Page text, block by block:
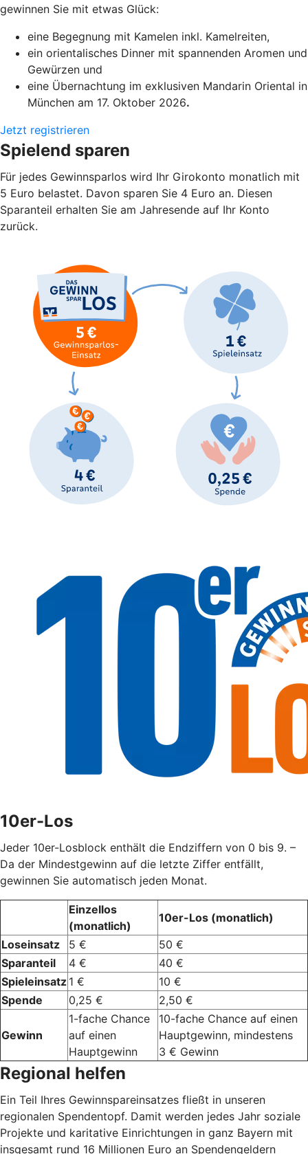
gewinnen Sie mit etwas Glück:
eine Begegnung mit Kamelen inkl. Kamelreiten,
ein orientalisches Dinner mit spannenden Aromen und
Gewürzen und
eine Übernachtung im exklusiven Mandarin Oriental in
München am 17. Oktober 2026.
Jetzt registrieren
Spielend sparen
Für jedes Gewinnsparlos wird Ihr Girokonto monatlich mit
5 Euro belastet. Davon sparen Sie 4 Euro an. Diesen
Sparanteil erhalten Sie am Jahresende auf Ihr Konto
zurück.
10er-Los
Jeder 10er-Losblock enthält die Endziffern von 0 bis 9. –
Da der Mindestgewinn auf die letzte Ziffer entfällt,
gewinnen Sie automatisch jeden Monat.
Einzellos
(monatlich)
10er-Los (monatlich)
Loseinsatz
5 €
50 €
Sparanteil
4 €
40 €
Spieleinsatz 1 €
10 €
Spende
0,25 € 2,50 €
Gewinn
1-fache Chance
auf einen
Hauptgewinn
10-fache Chance auf einen
Hauptgewinn, mindestens
3 € Gewinn
Regional helfen
Ein Teil Ihres Gewinnspareinsatzes fließt in unseren
regionalen Spendentopf. Damit werden jedes Jahr soziale
Projekte und karitative Einrichtungen in ganz Bayern mit
insgesamt rund 16 Millionen Euro an Spendengeldern